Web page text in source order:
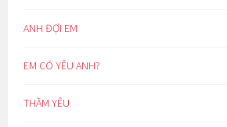
ANH ĐỢI EM
EM CÓ YÊU ANH?
THẦM YÊU